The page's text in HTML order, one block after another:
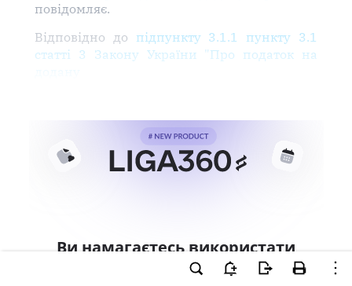
повідомляє.
Відповідно до підпункту 3.1.1 пункту 3.1
статті 3 Закону України "Про податок на
Ви намагаєтесь використати
інструменти для професійної